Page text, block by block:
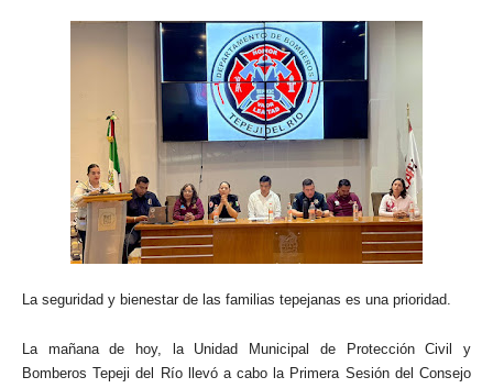
La seguridad y bienestar de las familias tepejanas es una prioridad.
La mañana de hoy, la Unidad Municipal de Protección Civil y
Bomberos Tepeji del Río llevó a cabo la Primera Sesión del Consejo